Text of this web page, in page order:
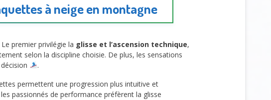
à neige en montagne
premier privilégie la glisse et l’ascension technique,
selon la discipline choisie. De plus, les sensations
.
permettent une progression plus intuitive et
passionnés de performance préfèrent la glisse